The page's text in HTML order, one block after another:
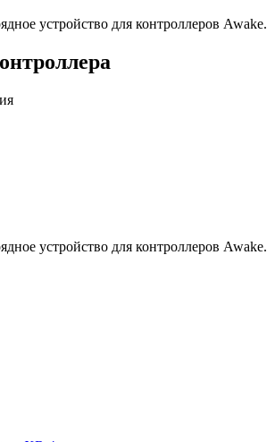
устройство для контроллеров Awake.
устройство для контроллеров Awake.